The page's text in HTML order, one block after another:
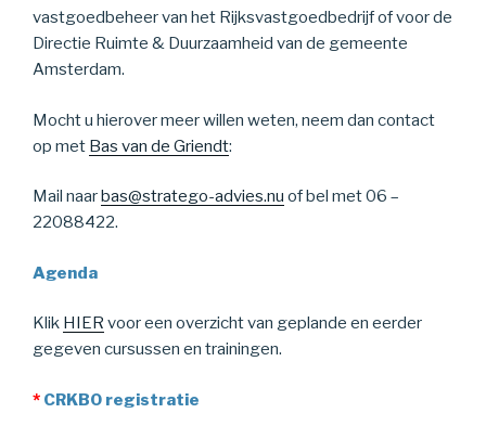
vastgoedbeheer van het Rijksvastgoedbedrijf of voor de
Directie Ruimte & Duurzaamheid van de gemeente
Amsterdam.
Mocht u hierover meer willen weten, neem dan contact
op met Bas van de Griendt:
Mail naarbas@stratego-advies.nu of bel met 06 –
22088422.
Agenda
Klik HIER voor een overzicht van geplande en eerder
gegeven cursussen en trainingen.
* CRKBO registratie